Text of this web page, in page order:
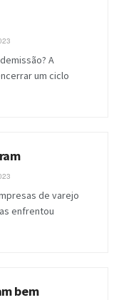
A
um ciclo
de varejo
enfrentou
bem